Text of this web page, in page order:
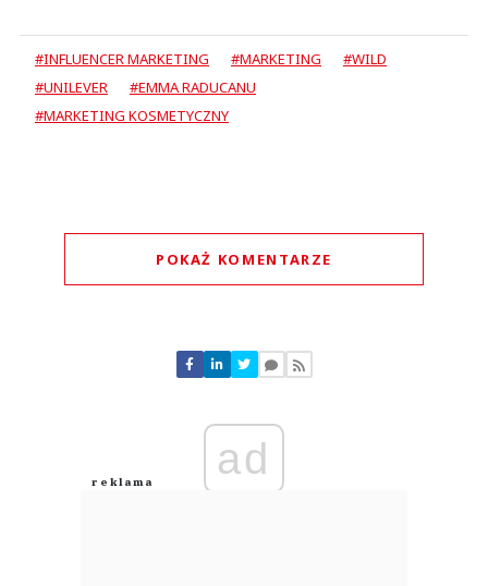
#INFLUENCER MARKETING #MARKETING
#WILD
#UNILEVER
#EMMA RADUCANU
#MARKETING KOSMETYCZNY
POKAŻ KOMENTARZE
Nie znaleziono komentarzy
Zostaw swoje komentarze
Anuluj
ad